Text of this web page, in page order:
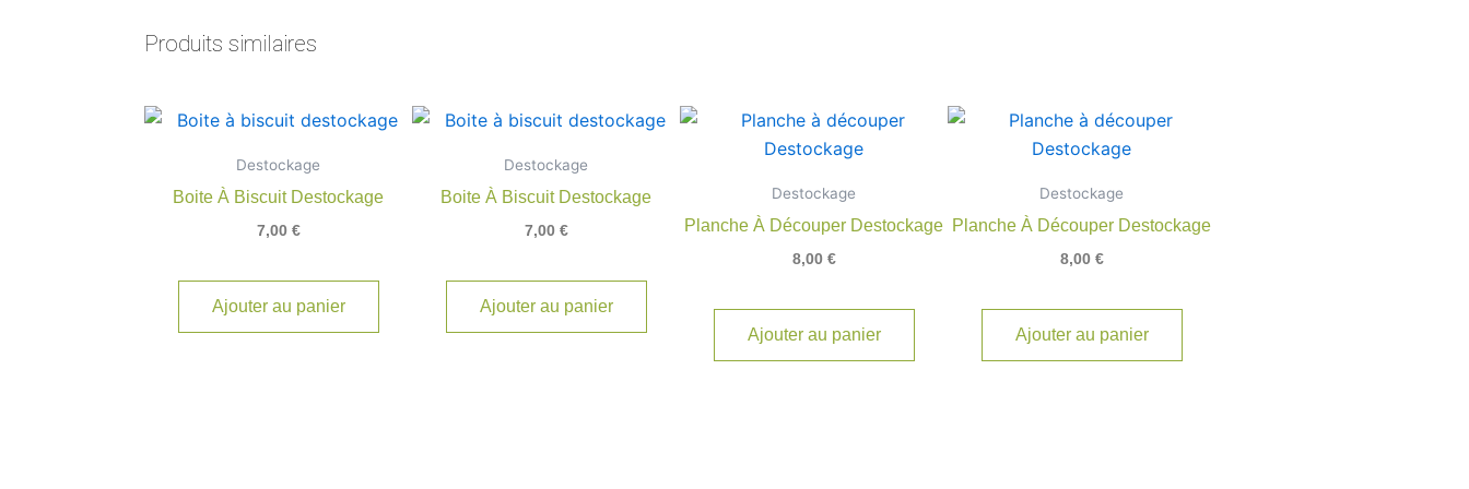
Produits similaires
Destockage
Boite À Biscuit Destockage
7,00 €
Ajouter au panier
Destockage
Boite À Biscuit Destockage
7,00 €
Ajouter au panier
Destockage
Planche À Découper Destockage
8,00 €
Ajouter au panier
Destockage
Planche À Découper Destockage
8,00 €
Ajouter au panier